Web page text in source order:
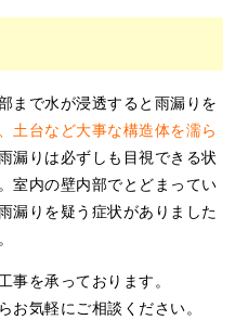
まで水が浸透すると雨漏りを
土台など大事な構造体を濡ら
漏りは必ずしも目視できる状
室内の壁内部でとどまってい
漏りを疑う症状がありました
事を承っております。
お気軽にご相談ください。